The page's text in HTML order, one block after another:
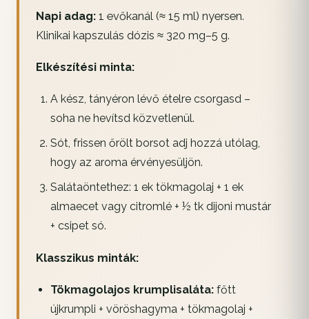
Napi adag: 1 evőkanál (≈ 15 ml) nyersen.
Klinikai kapszulás dózis ≈ 320 mg–5 g.
Elkészítési minta:
A kész, tányéron lévő ételre csorgasd –
soha ne hevítsd közvetlenül.
Sót, frissen őrölt borsot adj hozzá utólag,
hogy az aroma érvényesüljön.
Salátaöntethez: 1 ek tökmagolaj + 1 ek
almaecet vagy citromlé + ½ tk dijoni mustár
+ csipet só.
Klasszikus minták:
Tökmagolajos krumplisaláta:főtt
újkrumpli + vöröshagyma + tökmagolaj +